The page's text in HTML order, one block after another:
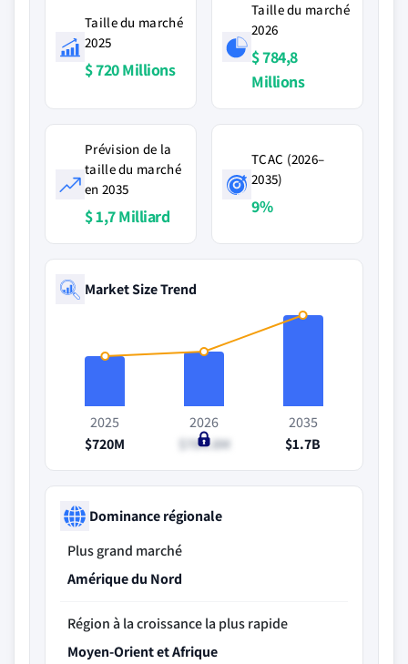
Taille du marché
2025
$ 720 Millions
Taille du marché
2026
$ 784,8
Millions
Prévision de la
taille du marché
en 2035
$ 1,7 Milliard
TCAC (2026–
2035)
9%
Market Size Trend
2025
$720M
2026
$784.8M
2035
$1.7B
Dominance régionale
Plus grand marché
Amérique du Nord
Région à la croissance la plus rapide
Moyen-Orient et Afrique